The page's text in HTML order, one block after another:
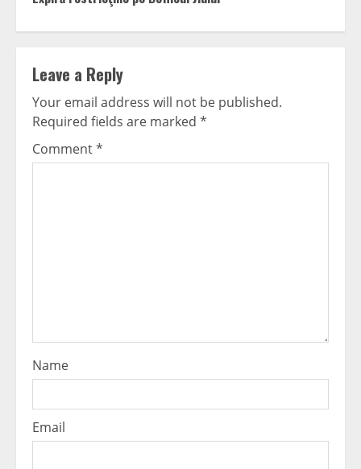
Leave a Reply
Your email address will not be published.
Required fields are marked *
Comment*
Name
Email